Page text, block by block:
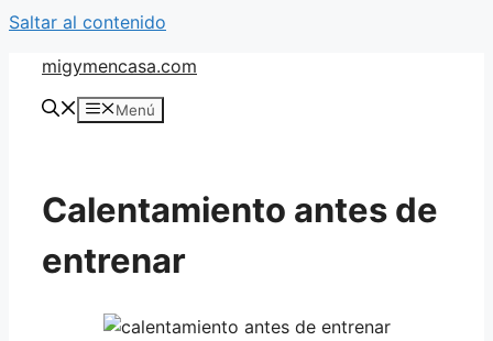
Saltar al contenido
migymencasa.com
Menú
Calentamiento antes de
entrenar